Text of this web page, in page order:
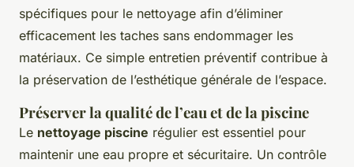
spécifiques pour le nettoyage afin d’éliminer
efficacement les taches sans endommager les
matériaux. Ce simple entretien préventif contribue à
la préservation de l’esthétique générale de l’espace.
Préserver la qualité de l’eau et de la piscine
Le nettoyage piscine régulier est essentiel pour
maintenir une eau propre et sécuritaire. Un contrôle